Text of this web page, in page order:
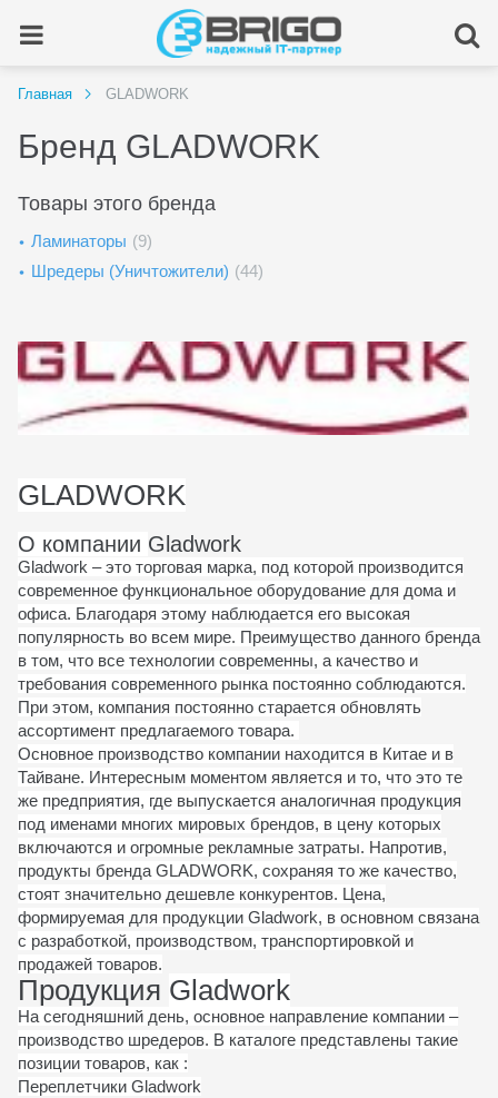
Главная GLADWORK
Бренд GLADWORK
Товары этого бренда
Ламинаторы (9)
Шредеры (Уничтожители) (44)
GLADWORK
О компании Gladwork
Gladwork – это торговая марка, под которой производится
современное функциональное оборудование для дома и
офиса. Благодаря этому наблюдается его высокая
популярность во всем мире. Преимущество данного бренда
в том, что все технологии современны, а качество и
требования современного рынка постоянно соблюдаются.
При этом, компания постоянно старается обновлять
ассортимент предлагаемого товара.
Основное производство компании находится в Китае и в
Тайване. Интересным моментом является и то, что это те
же предприятия, где выпускается аналогичная продукция
под именами многих мировых брендов, в цену которых
включаются и огромные рекламные затраты. Напротив,
продукты бренда GLADWORK, сохраняя то же качество,
стоят значительно дешевле конкурентов. Цена,
формируемая для продукции Gladwork, в основном связана
с разработкой, производством, транспортировкой и
продажей товаров.
Продукция Gladwork
На сегодняшний день, основное направление компании –
производство шредеров. В каталоге представлены такие
позиции товаров, как :
Переплетчики Gladwork